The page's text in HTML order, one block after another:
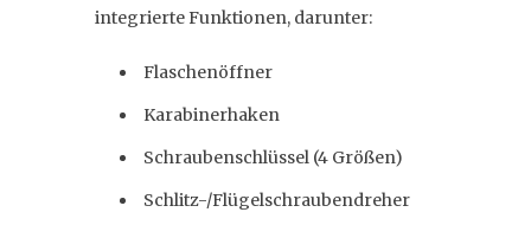
integrierte Funktionen, darunter:
Flaschenöffner
Karabinerhaken
Schraubenschlüssel (4 Größen)
Schlitz-/Flügelschraubendreher